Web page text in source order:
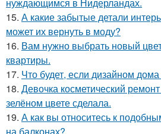
нуждающимся в Нидерландах.
15. А какие забытые детали
может их вернуть в моду?
16. Вам нужно выбрать новый
квартиры.
17. Что будет, если дизайном
18. Девочка косметический
зелёном цвете сделала.
19. А как вы относитесь к